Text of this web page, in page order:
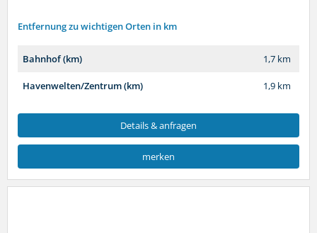
Entfernung zu wichtigen Orten in km
Bahnhof (km) 1,7 km
Havenwelten/Zentrum (km) 1,9 km
Details & anfragen
merken